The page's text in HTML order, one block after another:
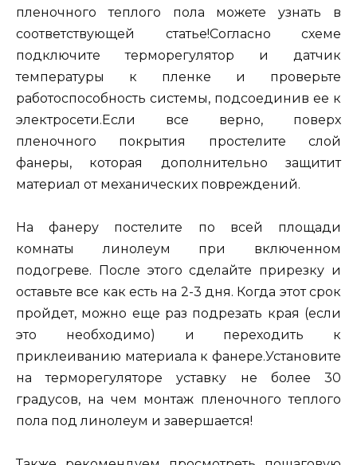
пленочного теплого пола можете узнать в
соответствующей статье!Согласно схеме
подключите терморегулятор и датчик
температуры к пленке и проверьте
работоспособность системы, подсоединив ее к
электросети.Если все верно, поверх
пленочного покрытия простелите слой
фанеры, которая дополнительно защитит
материал от механических повреждений.
На фанеру постелите по всей площади
комнаты линолеум при включенном
подогреве. После этого сделайте прирезку и
оставьте все как есть на 2-3 дня. Когда этот срок
пройдет, можно еще раз подрезать края (если
это необходимо) и переходить к
приклеиванию материала к фанере.Установите
на терморегуляторе уставку не более 30
градусов, на чем монтаж пленочного теплого
пола под линолеум и завершается!